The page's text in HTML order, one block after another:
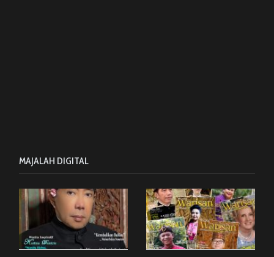
MAJALAH DIGITAL